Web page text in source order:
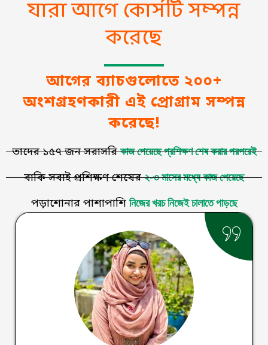
যারা আগে কোর্সটি সম্পন্ন
করেছে
আগের ব্যাচগুলোতে ২০০+
অংশগ্রহণকারী এই প্রোগ্রাম সম্পন্ন
করেছে!
তাদের ১৫৭ জন সরাসরিকাজ পেয়েছে প্রশিক্ষণ শেষ করার পরপরেই
বাকি সবাই প্রশিক্ষণ শেষের২-৩ মাসের মধ্যে কাজ পেয়েছে
পড়াশোনার পাশাপাশি নিজের খরচ নিজেই চালাতে পাড়ছে